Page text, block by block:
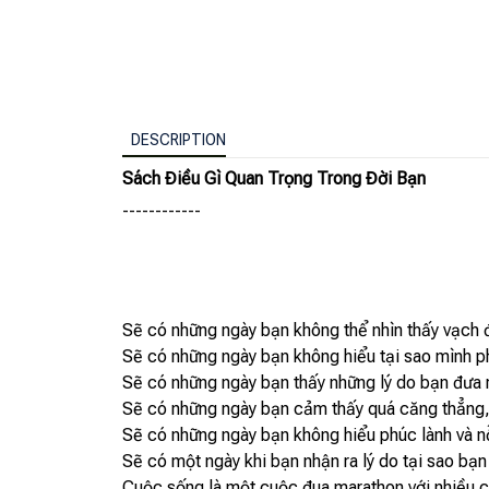
DESCRIPTION
Sách Điều Gì Quan Trọng Trong Đời Bạn
------------
Sẽ có những ngày bạn không thể nhìn thấy
Sẽ có những ngày bạn không hiểu tại sao mình
Sẽ có những ngày bạn thấy những lý do bạn
Sẽ có những ngày bạn cảm thấy quá căng
Sẽ có những ngày bạn không hiểu phúc lành
Sẽ có một ngày khi bạn nhận ra lý do tại sao